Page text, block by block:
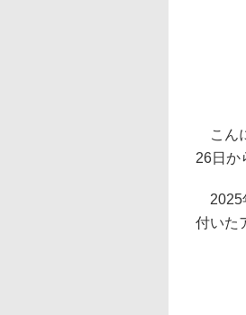
こん
26日か
2025
付いた